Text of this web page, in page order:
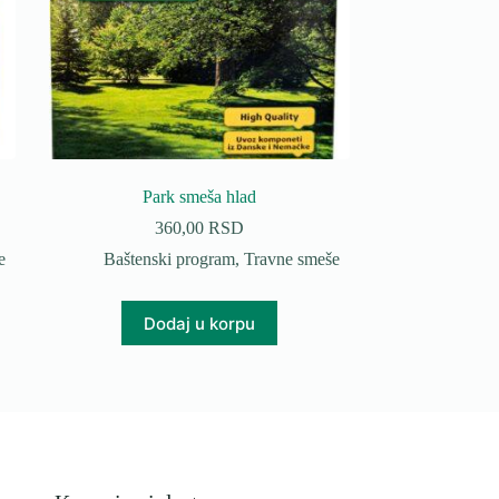
Park smeša hlad
360,00 RSD
Baštenski program, Travne smeše
Dodaj u korpu